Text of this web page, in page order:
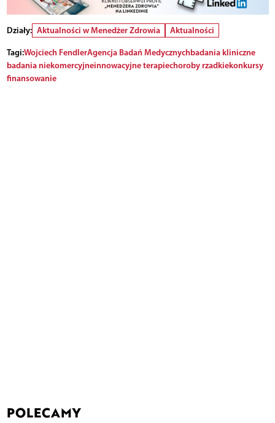
Działy: Aktualności w Menedżer Zdrowia
Aktualności
Tagi:Wojciech FendlerAgencja Badań Medycznychbadania kliniczne
badania niekomercyjneinnowacyjne terapiechoroby rzadkiekonkursy
finansowanie
POLECAMY